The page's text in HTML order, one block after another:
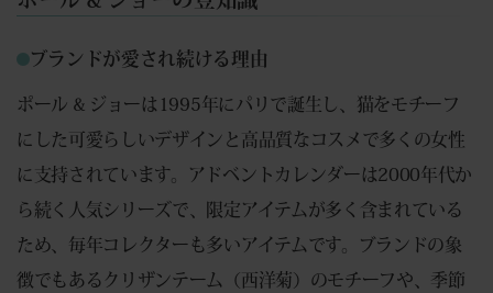
ブランドが愛され続ける理由
ポール & ジョーは1995年にパリで誕生し、猫をモチーフ
にした可愛らしいデザインと高品質なコスメで多くの女性
に支持されています。アドベントカレンダーは2000年代か
ら続く人気シリーズで、限定アイテムが多く含まれている
ため、毎年コレクターも多いアイテムです。ブランドの象
徴でもあるクリザンテーム（西洋菊）のモチーフや、季節